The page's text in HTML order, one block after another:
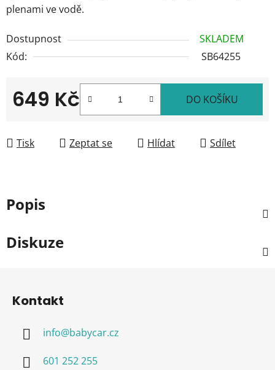
plenami ve vodě.
Dostupnost
SKLADEM
Kód:
SB64255
649 Kč DO KOŠÍKU
Tisk Zeptat se Hlídat Sdílet
Popis
Diskuze
Kontakt
info@babycar.cz
601 252 255